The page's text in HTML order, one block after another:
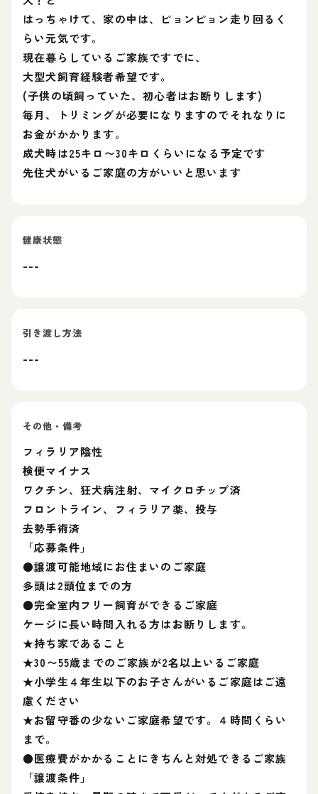
はっちゃけて、家の中は、ピョンピョン走り回るく
らい元気です。
現在暮らしているご家族ですでに、
大型犬飼育経験者希望です。
(子供の頃飼っていた、初心者はお断りします)
毎月、トリミングが必要になりますのでそれなりに
お金がかかります。
成犬時は25キロ〜30キロくらいになる予定です
先住犬がいるご家庭の方がいいと思います
健康状態
---
引き渡し方法
---
その他・備考
フィラリア陰性
検便マイナス
ワクチン、狂犬病注射、マイクロチップ済
フロントライン、フィラリア薬、投与
去勢手術済
「応募条件」
●譲渡可能地域にお住まいのご家庭
多頭は2頭位までの方
●完全室内フリー飼育ができるご家庭
ケージに長い時間入れる方はお断りします。
★持ち家であること
★30〜55歳までのご家族が2名以上いるご家庭
★小学生４年生以下のお子さんがいるご家庭はご遠
慮ください
★お留守番の少ないご家庭希望です。４時間くらい
まで。
●医療費がかかることにきちんと対処できるご家族
「譲渡条件」